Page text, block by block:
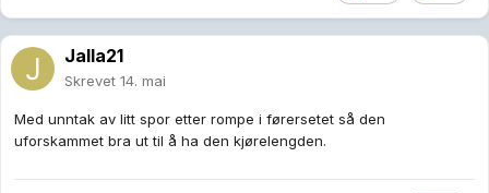
Jalla21
Skrevet 14. mai
Med unntak av litt spor etter rompe i førersetet så den
uforskammet bra ut til å ha den kjørelengden.